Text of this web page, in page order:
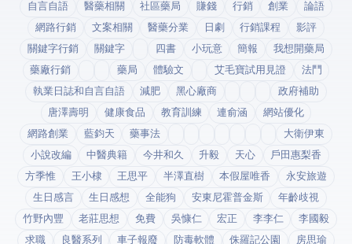
自言自語 醫藥相關 社區藥局 賺錢 行銷 創業
論語
網路行銷
文案相關 醫藥分業 日劇 行銷課程
影評
關鍵字行銷
關鍵字 四書 小玩意 簡報
我想開藥局
藥廠行銷
藥局 體驗文 艾毛寶試用見證
法鬥
執業日誌和自言自語
減肥 黑心廠商
政府補助
唐澤壽明
健康食品 教育訓練 連俞涵
網站優化
網路創業
藍鈞天 藥事法
大衛伊東
小說改編
中醫典籍 今井和久 升毅 天心
戶田惠梨香
方季惟
王小棣 王思平 半澤直樹 本假屋唯香
永安旅遊
生日感言
生日感想 全能狗 安東尼霍普金斯
年齡歧視
竹野內豐
老莊思想 免費 吳慷仁 宏正 李李仁
李國毅
求職
良醫系列 車子報廢 防毒軟體 侏羅記公園
房思瑜